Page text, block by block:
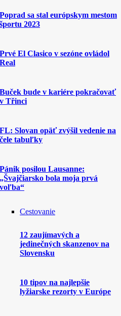
Poprad sa stal európskym mestom
športu 2023
Prvé El Clasico v sezóne ovládol
Real
Buček bude v kariére pokračovať
v Třinci
FL: Slovan opäť zvýšil vedenie na
čele tabuľky
Pánik posilou Lausanne:
„Švajčiarsko bola moja prvá
voľba“
Cestovanie
12 zaujímavých a
jedinečných skanzenov na
Slovensku
10 tipov na najlepšie
lyžiarske rezorty v Európe